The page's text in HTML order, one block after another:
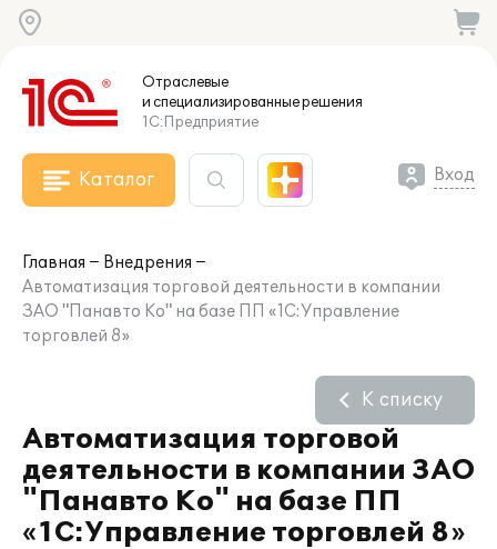
Отраслевые
и специализированныерешения
1С:Предприятие
Каталог Вход
Главная
Внедрения
Автоматизация торговой деятельности в компании
ЗАО "Панавто Ко" на базе ПП «1С:Управление
торговлей 8»
Автоматизация торговой
деятельности в компании ЗАО
"Панавто Ко" на базе ПП
«1С:Управление торговлей 8»
К списку